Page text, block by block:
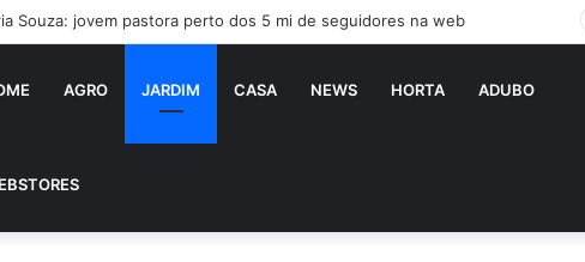
Souza: jovem pastora perto dos 5 mi de seguidores na web
AGRO JARDIM CASA NEWS HORTA ADUBO